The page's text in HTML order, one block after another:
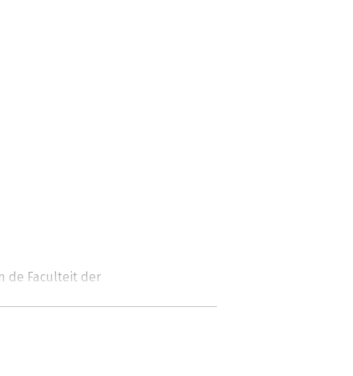
de Faculteit der
voornaamste expertisegebieden
didactiek en